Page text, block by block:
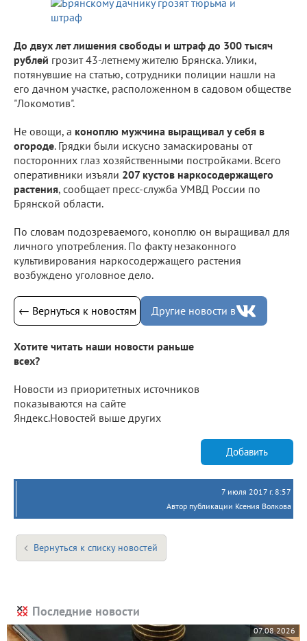
До двух лет лишения свободы и штраф до 300 тысяч
рублей грозит 43-летнему жителю Брянска. Улики,
потянувшие на статью, сотрудники полиции нашли на
его дачном участке, расположенном в садовом обществе
"Локомотив".
Не овощи, а коноплю мужчина выращивал у себя в
огороде. Грядки были искусно замаскированы от
посторонних глаз хозяйственными постройками. Всего
оперативники изъяли 207 кустов наркосодержащего
растения, сообщает пресс-служба УМВД России по
Брянской области.
По словам подозреваемого, коноплю он выращивал для
личного употребления. По факту незаконного
культивирования наркосодержащего растения
возбуждено уголовное дело.
← Вернуться к новостям Другие новости в
Хотите читать наши новости раньше
всех?
Новости из приоритетных источников
показываются на сайте
Яндекс.Новостей выше других
Добавить
7 июля 2017 г. 8:57
Автор публикации Ксения Волкова
Вернуться к списку новостей
Последние новости
07.08.2026